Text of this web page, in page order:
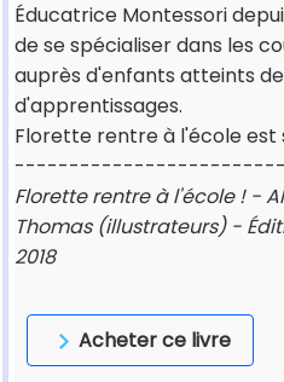
Éducatrice Montessori
de se spécialiser dans les
auprès d'enfants atteints
d'apprentissages.
Florette rentre à l'école est
Florette rentre à l'école ! -
Thomas (illustrateurs) -
2018
Acheter ce livre